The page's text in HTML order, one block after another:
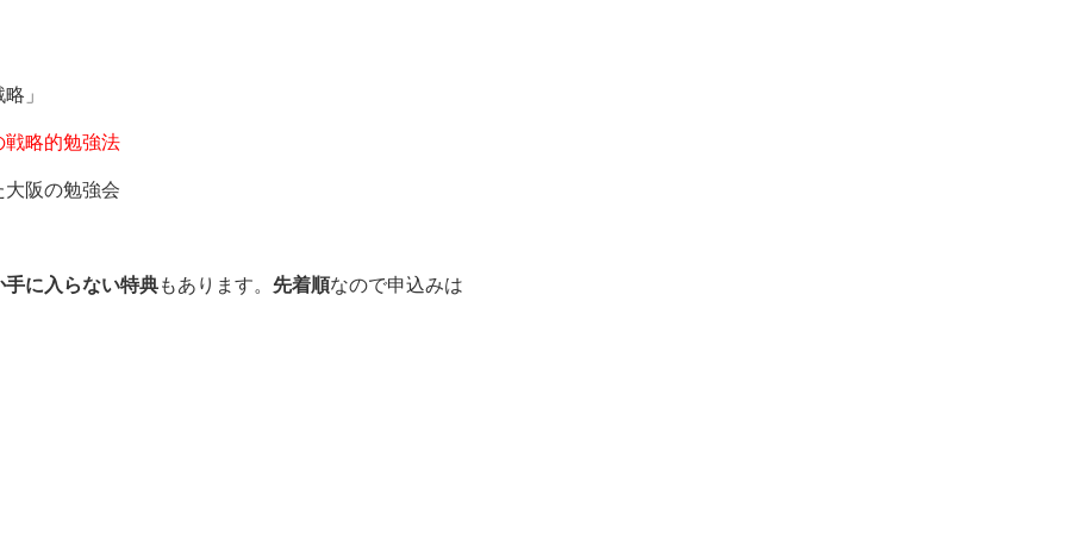
」
戦略的勉強法
阪の勉強会
に入らない特典もあります。 先着順なので申込みは